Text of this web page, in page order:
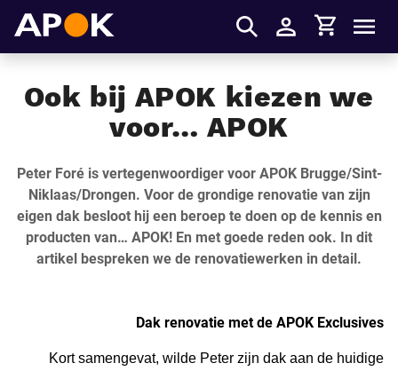
Inloggen
Winkelmandje
Ook bij APOK kiezen we
voor… APOK
Peter Foré is vertegenwoordiger voor APOK Brugge/Sint-
Niklaas/Drongen. Voor de grondige renovatie van zijn
eigen dak besloot hij een beroep te doen op de kennis en
producten van… APOK! En met goede reden ook. In dit
artikel bespreken we de renovatiewerken in detail.
Dak renovatie met de APOK Exclusives
Kort samengevat, wilde Peter zijn dak aan de huidige